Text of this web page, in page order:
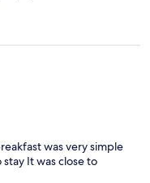
was very simple
It was close to